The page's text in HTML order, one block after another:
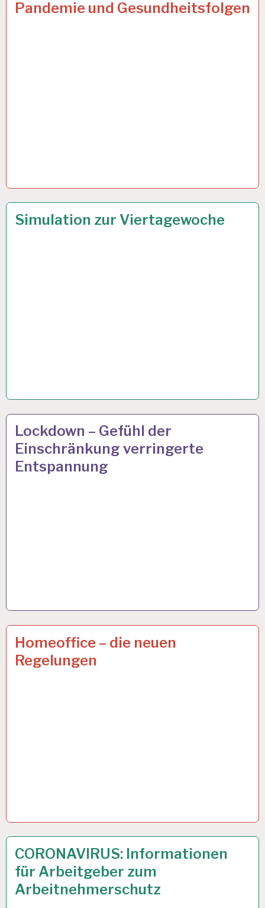
50PLUS…
Pandemie und Gesundheitsfolgen
23 SEP. 2021
4-
TAGE-
Simulation zur Viertagewoche
14 JULI 2021
ARBEIT
UND
GESUNDHEIT…
Lockdown – Gefühl der
Einschränkung verringerte
Entspannung
25 JUNI 2021
ARBEIT
UND
GESUNDHEIT…
Homeoffice – die neuen
Regelungen
6 APR. 2021
50PLUS…
CORONAVIRUS: Informationen
für Arbeitgeber zum
Arbeitnehmerschutz
7 APR. 2020